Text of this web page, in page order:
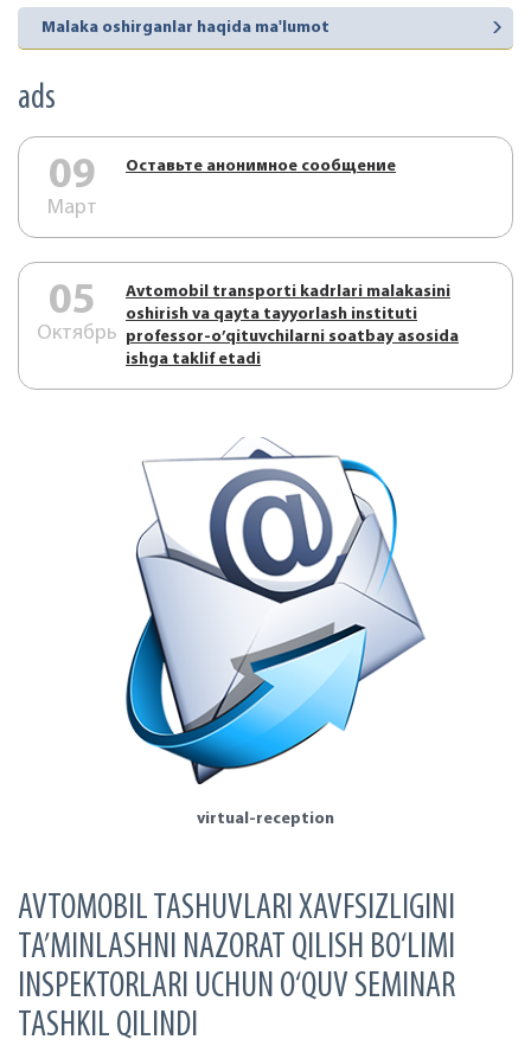
Malaka oshirganlar haqida ma'lumot
ads
09
Март
Оставьте анонимное сообщение
05
Октябрь
Аvtоmоbil trаnspоrti kаdrlаri mаlаkаsini
оshirish vа qаytа tаyyorlаsh instituti
prоfеssоr-o’qituvchilаrni sоаtbаy аsоsidа
ishgа tаklif etаdi
virtual-reception
AVTOMOBIL TASHUVLARI XAVFSIZLIGINI
TA’MINLASHNI NAZORAT QILISH BO‘LIMI
INSPEKTORLARI UCHUN O‘QUV SEMINAR
TASHKIL QILINDI